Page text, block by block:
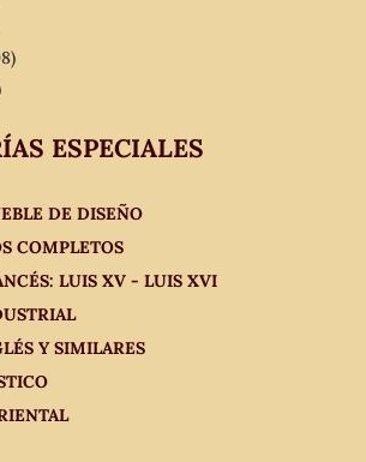
ESPECIALES
DE DISEÑO
COMPLETOS
LUIS XV - LUIS XVI
Y SIMILARES